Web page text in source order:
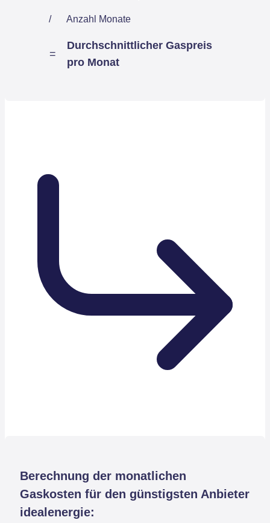
/ Anzahl Monate
=
Durchschnittlicher Gaspreis
pro Monat
Berechnung der monatlichen
Gaskosten für den günstigsten Anbieter
idealenergie: